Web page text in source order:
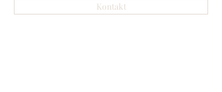
Kontakt